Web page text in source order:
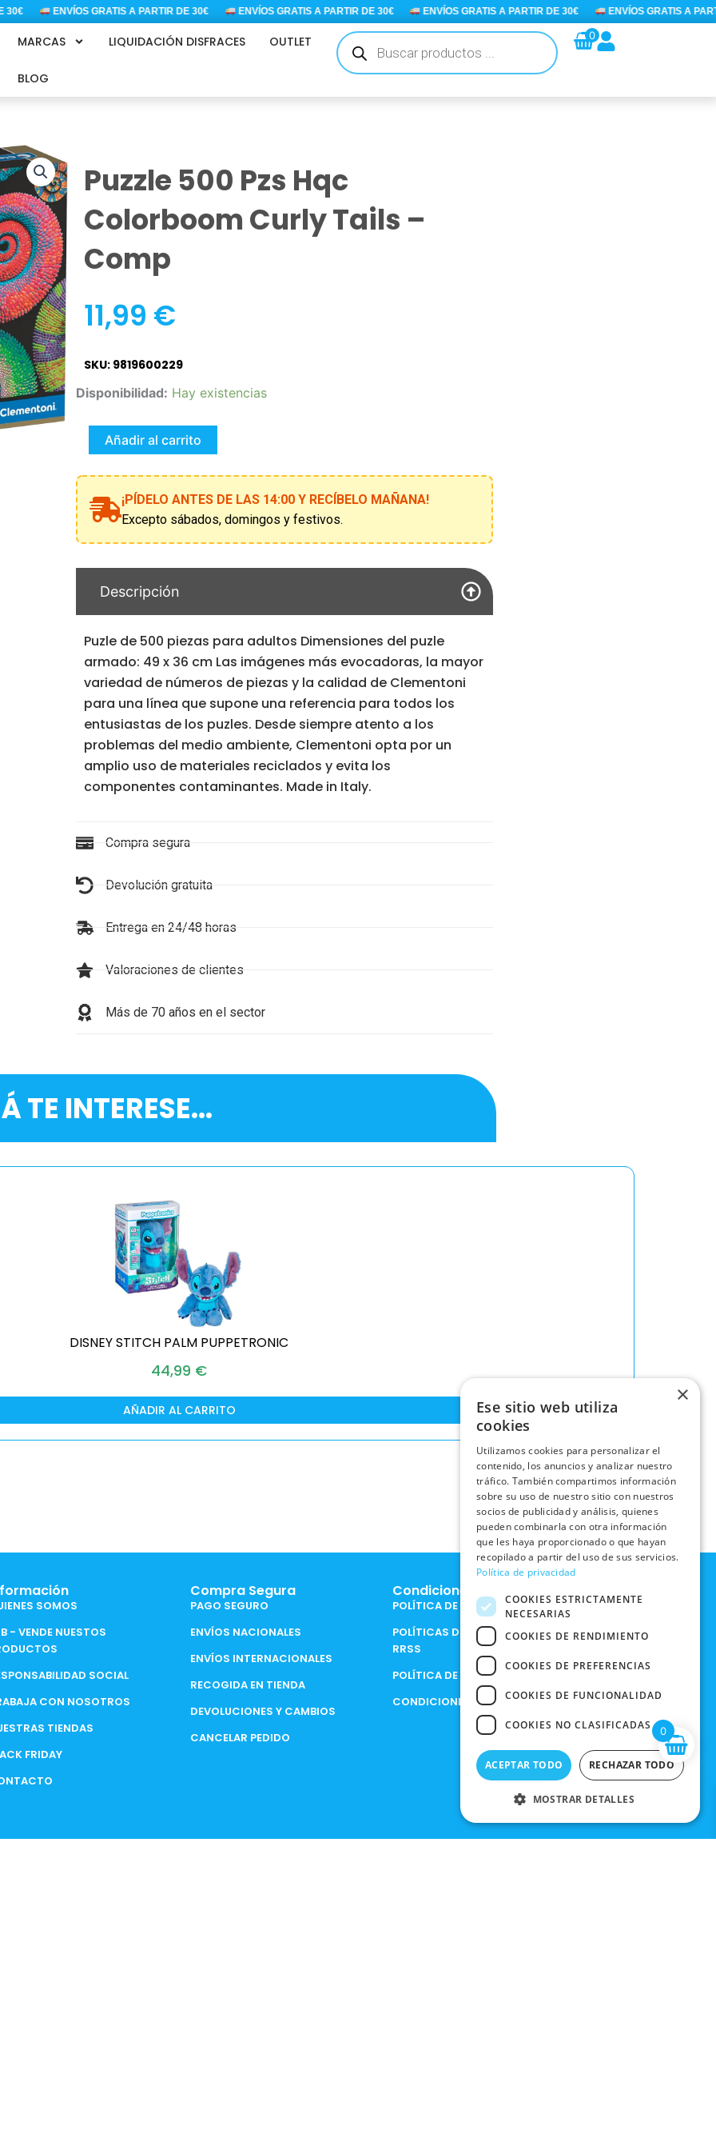
ENVÍOS GRATIS A PARTIR DE 30€ ENVÍOS GRATIS A PARTIR DE 30€ ENVÍOS GRATIS A PARTIR DE 30€ ENVÍOS GRATIS A PARTIR DE
MARCAS LIQUIDACIÓN DISFRACES OUTLET
BLOG
Búsqueda
de
productos
0
Puzzle 500 Pzs Hqc
Colorboom Curly Tails –
Comp
11,99 €
SKU: 9819600229
Disponibilidad: Hay existencias
Puzzle
Colorboom
Tails
-
Comp
cantidad
Añadir al carrito
¡PÍDELO ANTES DE LAS 14:00 Y RECÍBELO MAÑANA!
Excepto sábados, domingos y festivos.
Descripción
Puzle de 500 piezas para adultos Dimensiones del puzle
armado: 49 x 36 cm Las imágenes más evocadoras, la mayor
variedad de números de piezas y la calidad de Clementoni
para una línea que supone una referencia para todos los
entusiastas de los puzles. Desde siempre atento a los
problemas del medio ambiente, Clementoni opta por un
amplio uso de materiales reciclados y evita los
componentes contaminantes. Made in Italy.
Compra segura
Devolución gratuita
Entrega en 24/48 horas
Valoraciones de clientes
Más de 70 años en el sector
TE INTERESE...
DISNEY STITCH PALM PUPPETRONIC
44,99 €
AÑADIR AL CARRITO
SOMOS
- VENDE NUESTOS
SOCIAL
CON NOSOTROS
TIENDAS
FRIDAY
Compra Segura
PAGO SEGURO
ENVÍOS NACIONALES
ENVÍOS INTERNACIONALES
RECOGIDA EN TIENDA
DEVOLUCIONES Y CAMBIOS
CANCELAR PEDIDO
Condiciones Legales
POLÍTICA DE COOKIES
POLÍTICAS DE PRIVACIDAD EN
RRSS
POLÍTICA DE PRIVACIDAD
CONDICIONES DE COMPRA
0
×
Ese sitio web utiliza
cookies
Utilizamos cookies para personalizar el
contenido, los anuncios y analizar nuestro
tráfico. También compartimos información
sobre su uso de nuestro sitio con nuestros
socios de publicidad y análisis, quienes
pueden combinarla con otra información
que les haya proporcionado o que hayan
recopilado a partir del uso de sus servicios.
Política de privacidad
COOKIES ESTRICTAMENTE
NECESARIAS
COOKIES DE RENDIMIENTO
COOKIES DE PREFERENCIAS
COOKIES DE FUNCIONALIDAD
COOKIES NO CLASIFICADAS
ACEPTAR TODO RECHAZAR TODO
MOSTRAR DETALLES